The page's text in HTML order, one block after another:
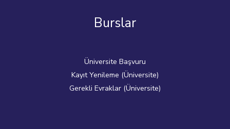
Burslar
Üniversite Başvuru
Kayıt Yenileme (Üniversite)
Gerekli Evraklar (Üniversite)